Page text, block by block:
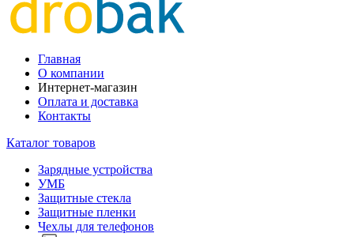
Главная
О компании
Интернет-магазин
Оплата и доставка
Контакты
Каталог товаров
Зарядные устройства
УМБ
Защитные стекла
Защитные пленки
Чехлы для телефонов